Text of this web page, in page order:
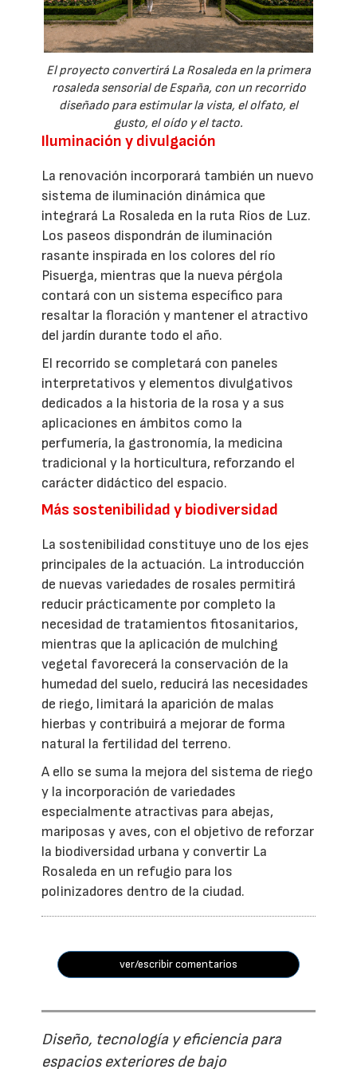
El proyecto convertirá La Rosaleda en la primera
rosaleda sensorial de España, con un recorrido
diseñado para estimular la vista, el olfato, el
gusto, el oído y el tacto.
Iluminación y divulgación
La renovación incorporará también un nuevo
sistema de iluminación dinámica que
integrará La Rosaleda en la ruta Ríos de Luz.
Los paseos dispondrán de iluminación
rasante inspirada en los colores del río
Pisuerga, mientras que la nueva pérgola
contará con un sistema específico para
resaltar la floración y mantener el atractivo
del jardín durante todo el año.
El recorrido se completará con paneles
interpretativos y elementos divulgativos
dedicados a la historia de la rosa y a sus
aplicaciones en ámbitos como la
perfumería, la gastronomía, la medicina
tradicional y la horticultura, reforzando el
carácter didáctico del espacio.
Más sostenibilidad y biodiversidad
La sostenibilidad constituye uno de los ejes
principales de la actuación. La introducción
de nuevas variedades de rosales permitirá
reducir prácticamente por completo la
necesidad de tratamientos fitosanitarios,
mientras que la aplicación de mulching
vegetal favorecerá la conservación de la
humedad del suelo, reducirá las necesidades
de riego, limitará la aparición de malas
hierbas y contribuirá a mejorar de forma
natural la fertilidad del terreno.
A ello se suma la mejora del sistema de riego
y la incorporación de variedades
especialmente atractivas para abejas,
mariposas y aves, con el objetivo de reforzar
la biodiversidad urbana y convertir La
Rosaleda en un refugio para los
polinizadores dentro de la ciudad.
ver/escribir comentarios
Diseño, tecnología y eficiencia para
espacios exteriores de bajo